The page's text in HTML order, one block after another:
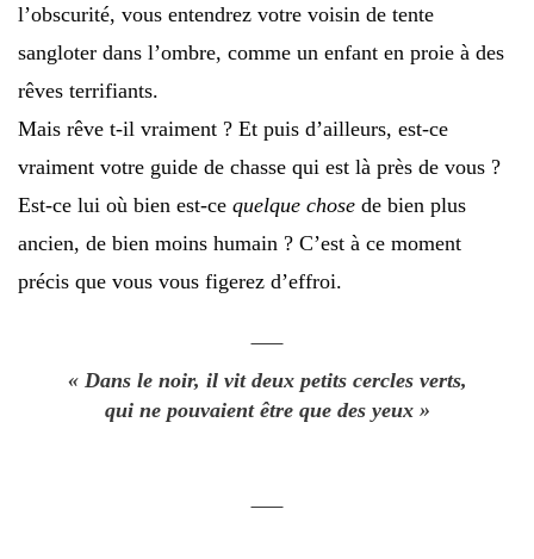
l’obscurité, vous entendrez votre voisin de tente
sangloter dans l’ombre, comme un enfant en proie à des
rêves terrifiants.
Mais rêve t-il vraiment ? Et puis d’ailleurs, est-ce
vraiment votre guide de chasse qui est là près de vous ?
Est-ce lui où bien est-ce quelque chose de bien plus
ancien, de bien moins humain ? C’est à ce moment
précis que vous vous figerez d’effroi.
« Dans le noir, il vit deux petits cercles verts,
qui ne pouvaient être que des yeux »